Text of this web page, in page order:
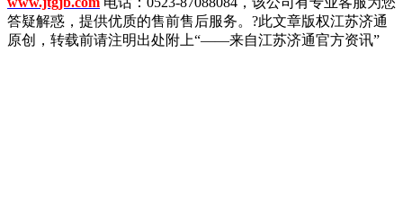
答疑解惑，提供优质的售前售后服务。?此文章版权江苏济通
原创，转载前请注明出处附上“——来自江苏济通官方资讯”